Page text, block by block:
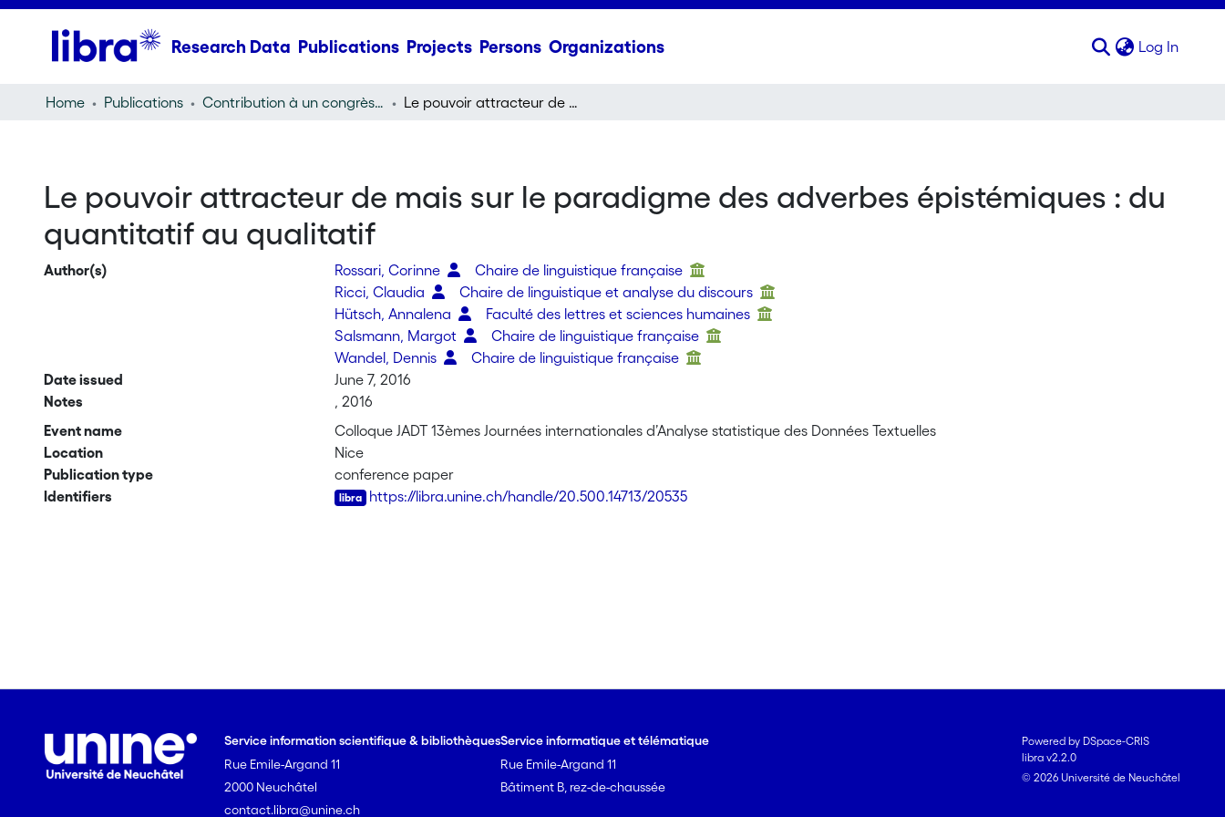
Research Data Publications Projects Persons Organizations Log In
Home Publications Contribution à un congrès (conference paper) Le pouvoir attracteur de mais sur le paradigme des adverbes épistémiques : du quantitatif au qualitatif
Le pouvoir attracteur de mais sur le paradigme des adverbes épistémiques : du
quantitatif au qualitatif
Author(s) Rossari, Corinne
Chaire de linguistique française
Ricci, Claudia
Chaire de linguistique et analyse du discours
Hütsch, Annalena
Faculté des lettres et sciences humaines
Salsmann, Margot
Chaire de linguistique française
Wandel, Dennis
Chaire de linguistique française
Date issued
June 7, 2016
Notes
, 2016
Event name
Colloque JADT 13èmes Journées internationales d’Analyse statistique des Données Textuelles
Location
Nice
Publication type
conference paper
Identifiers
https://libra.unine.ch/handle/20.500.14713/20535
Service information scientifique & bibliothèques
Rue Emile-Argand 11
2000 Neuchâtel
contact.libra@unine.ch
Service informatique et télématique
Rue Emile-Argand 11
Bâtiment B, rez-de-chaussée
Powered by DSpace-CRIS
libra v2.2.0
© 2026 Université de Neuchâtel